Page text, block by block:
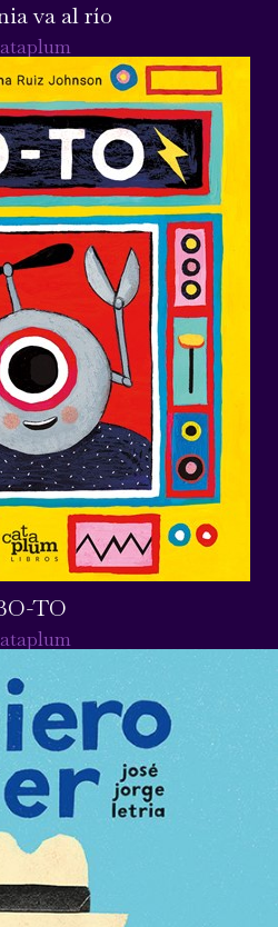
va al río
TO